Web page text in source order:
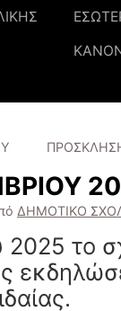
ΠΡΟΣΚΛΗΣΗ
ΔΗΜΟΤΙΚΟ
2025 το